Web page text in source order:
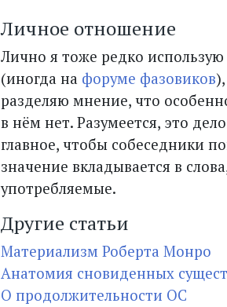
Личное отношение
Лично я тоже редко
(иногда на форуме фазовиков
разделяю мнение, что
в нём нет. Разумеется, это
главное, чтобы собеседники
значение вкладывается в
употребляемые.
Другие статьи
Материализм Роберта Монро
Анатомия сновиденных
О продолжительности ОС